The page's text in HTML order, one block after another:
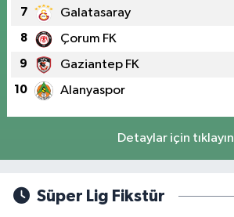
7 Galatasaray
8 Çorum FK
9 Gaziantep FK
10 Alanyaspor
Detaylar için tıklayın
Süper Lig Fikstür